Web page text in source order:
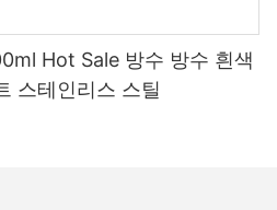
Hot Sale 방수 방수 흰색
스테인리스 스틸